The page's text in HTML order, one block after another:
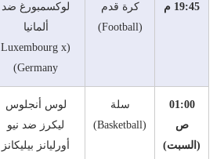
19:45 م
كرة قدم
(Football)
لوكسمبورغ ضد
ألمانيا
(Luxembourg x
Germany)
01:00
ص
(السبت)
سلة
(Basketball)
لوس أنجلوس
ليكرز ضد نيو
أورليانز بيليكانز